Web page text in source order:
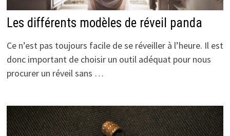
Les différents modèles de réveil panda
Ce n’est pas toujours facile de se réveiller à l’heure. Il est
donc important de choisir un outil adéquat pour nous
procurer un réveil sans …